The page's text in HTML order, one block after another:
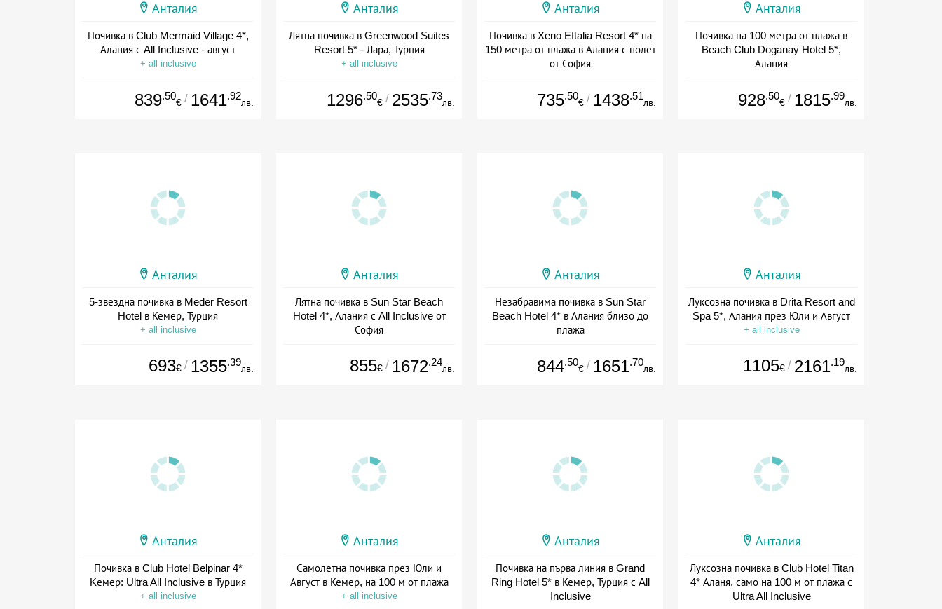
Анталия
Почивка в Club Mermaid Village 4*,
Алания с All Inclusive - август
+ all inclusive
839.50
€ / 1641.92
лв.
Анталия
Лятна почивка в Greenwood Suites
Resort 5* - Лара, Турция
+ all inclusive
1296.50
€ / 2535.73
лв.
Анталия
Почивка в Xeno Eftalia Resort 4* на
150 метра от плажа в Алания с полет
от София
735.50
€ / 1438.51
лв.
Анталия
Почивка на 100 метра от плажа в
Beach Club Doganay Hotel 5*,
Алания
928.50
€ / 1815.99
лв.
Анталия
5-звездна почивка в Meder Resort
Hotel в Кемер, Турция
+ all inclusive
693€ / 1355.39
лв.
Анталия
Лятна почивка в Sun Star Beach
Hotel 4*, Алания с All Inclusive от
София
855€ / 1672.24
лв.
Анталия
Незабравима почивка в Sun Star
Beach Hotel 4* в Алания близо до
плажа
844.50
€ / 1651.70
лв.
Анталия
Луксозна почивка в Drita Resort and
Spa 5*, Алания през Юли и Август
+ all inclusive
1105€ / 2161.19
лв.
Анталия
Почивка в Club Hotel Belpinar 4*
Kемер: Ultra All Inclusive в Турция
+ all inclusive
Анталия
Самолетна почивка през Юли и
Август в Кемер, на 100 м от плажа
+ all inclusive
Анталия
Почивка на първа линия в Grand
Ring Hotel 5* в Кемер, Турция с All
Inclusive
Анталия
Луксозна почивка в Club Hotel Titan
4* Аланя, само на 100 м от плажа с
Ultra All Inclusive